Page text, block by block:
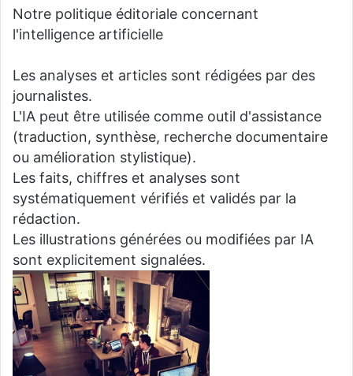
Notre politique éditoriale concernant
l'intelligence artificielle
Les analyses et articles sont rédigées par des
journalistes.
L'IA peut être utilisée comme outil d'assistance
(traduction, synthèse, recherche documentaire
ou amélioration stylistique).
Les faits, chiffres et analyses sont
systématiquement vérifiés et validés par la
rédaction.
Les illustrations générées ou modifiées par IA
sont explicitement signalées.